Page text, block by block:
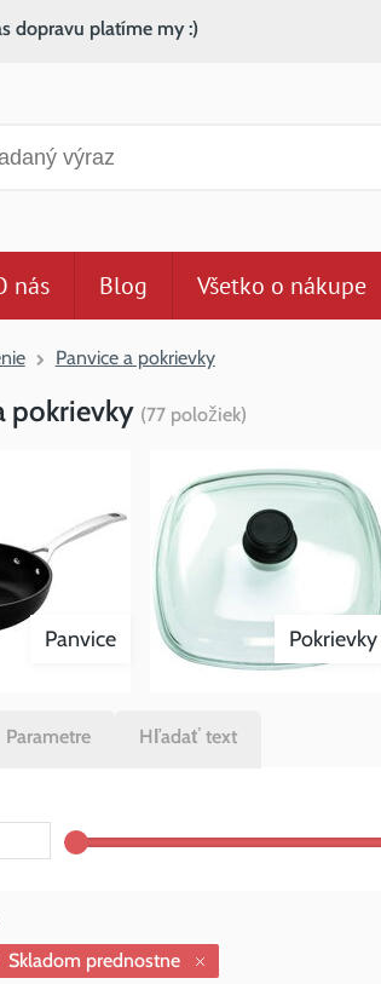
dopravu platíme my :)
nás Blog Všetko o nákupe
Panvice a pokrievky
pokrievky (77 položiek)
Panvice Pokrievky
Parametre Hľadať text
Skladom prednostne